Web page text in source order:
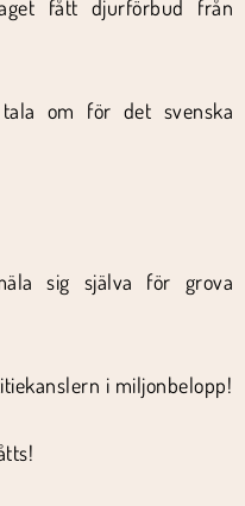
fått djurförbud från
om för det svenska
sig själva för grova
i miljonbelopp!